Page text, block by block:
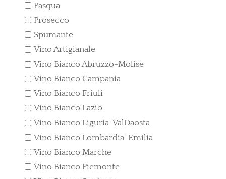
Pasqua
Prosecco
Spumante
Vino Artigianale
Vino Bianco Abruzzo-Molise
Vino Bianco Campania
Vino Bianco Friuli
Vino Bianco Lazio
Vino Bianco Liguria-ValDaosta
Vino Bianco Lombardia-Emilia
Vino Bianco Marche
Vino Bianco Piemonte